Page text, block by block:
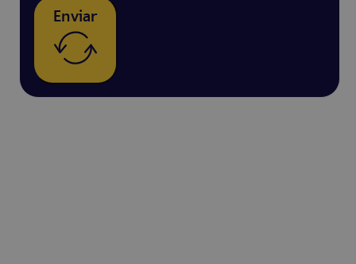
Enviar